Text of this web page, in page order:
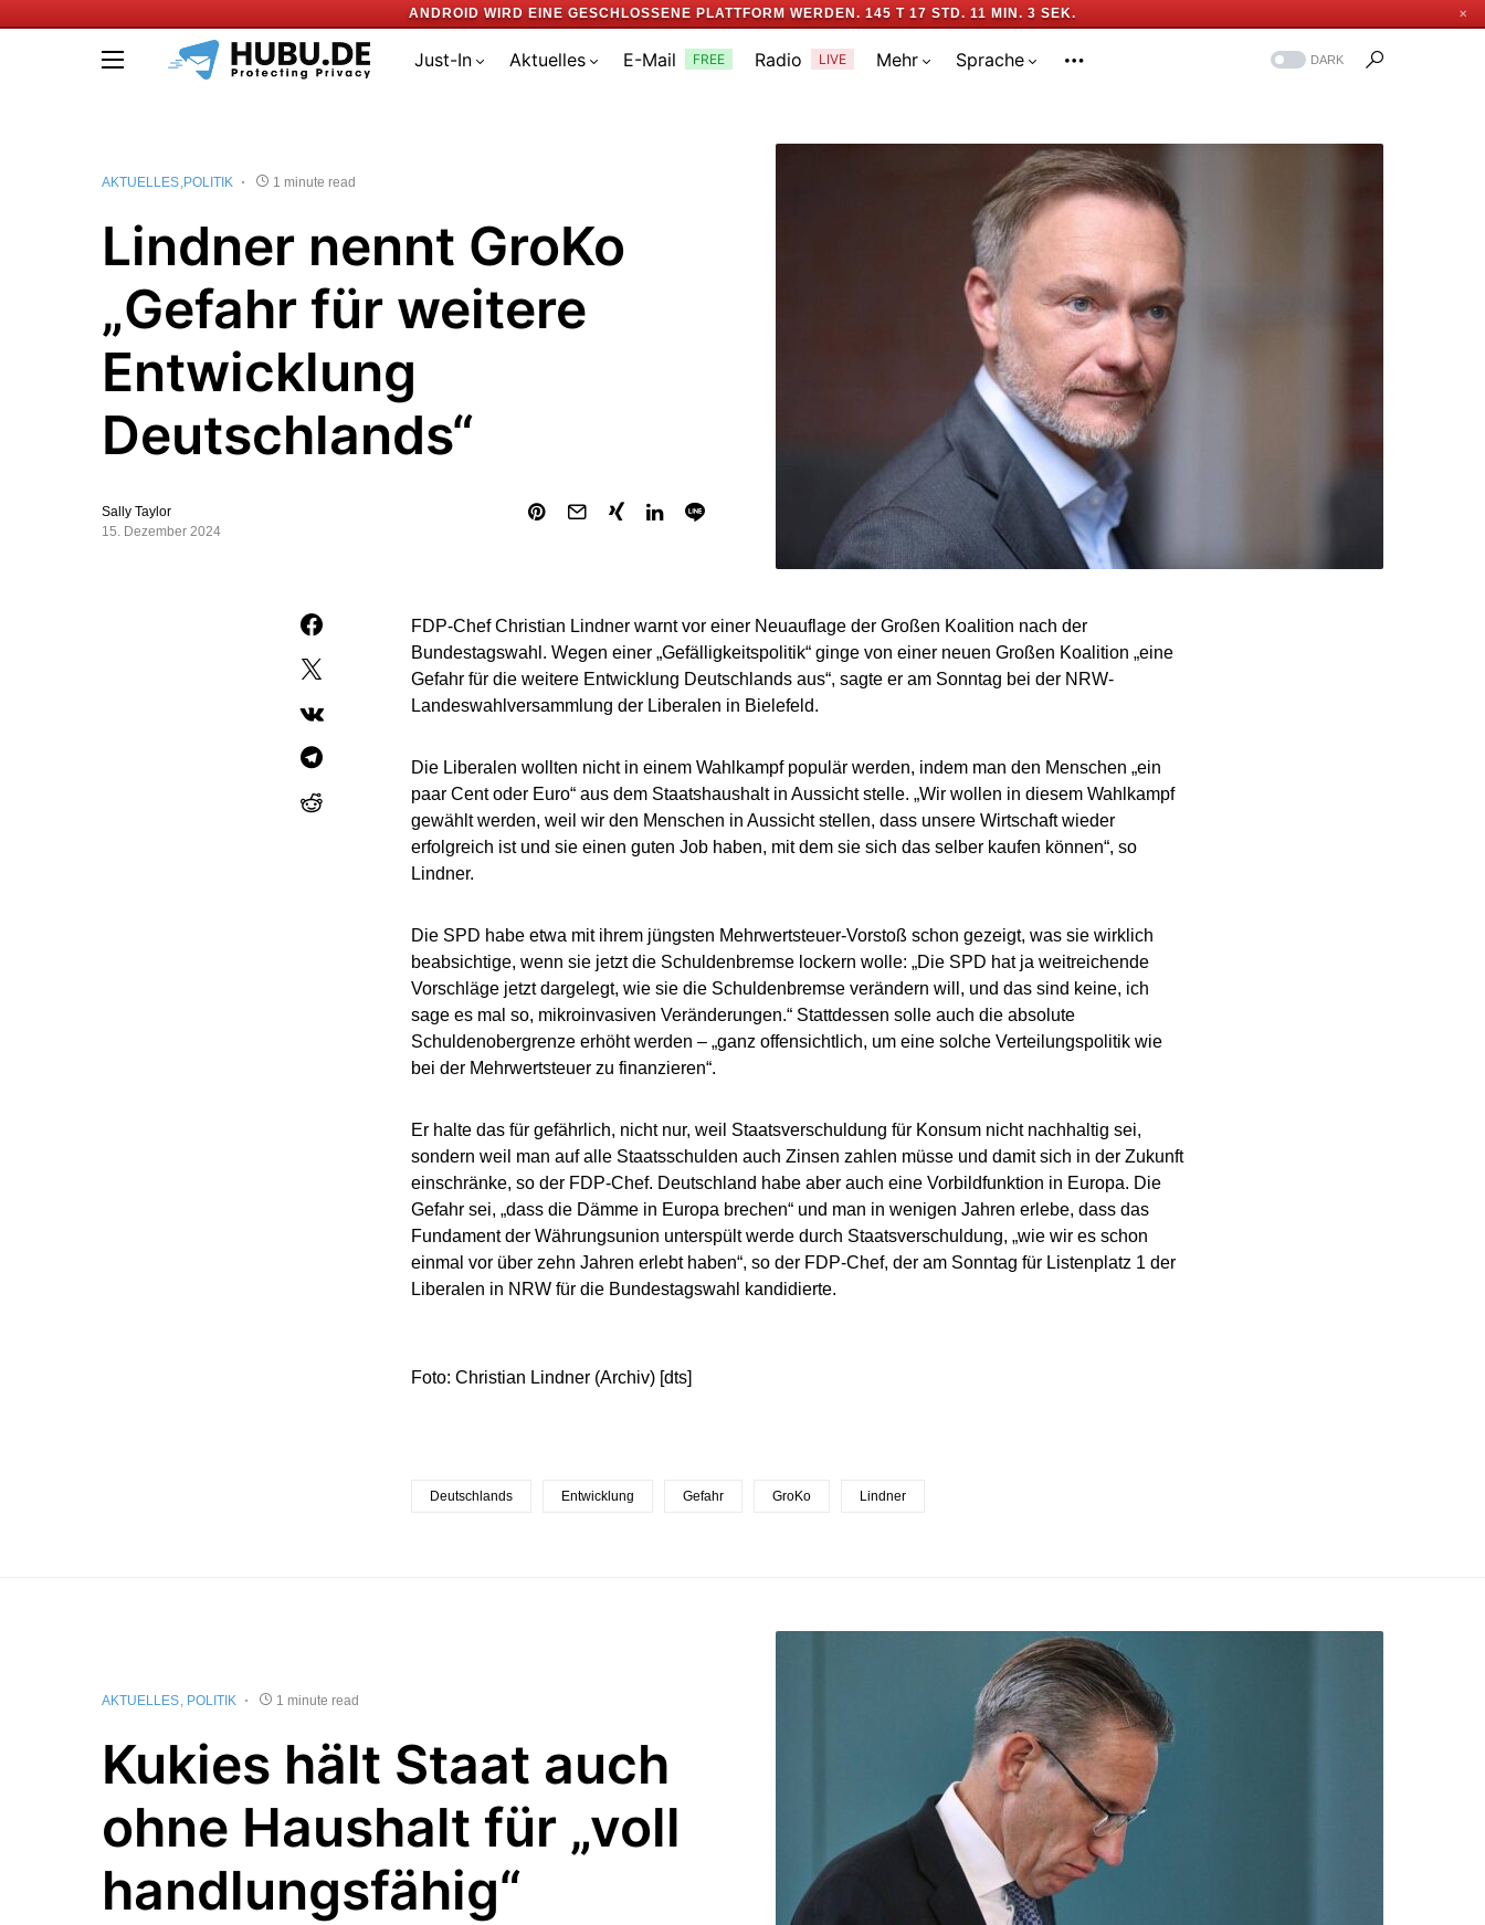
ANDROID WIRD EINE GESCHLOSSENE PLATTFORM WERDEN. 145 T 17 STD. 11 MIN. 2 SEK. ✕
Just-In Aktuelles E-Mail FREE Radio LIVE Mehr Sprache DARK
AKTUELLES POLITIK 1 minute read
Lindner nennt GroKo
„Gefahr für weitere
Entwicklung
Deutschlands“
Sally Taylor
15. Dezember 2024
FDP-Chef Christian Lindner warnt vor einer Neuauflage der Großen Koalition nach der
Bundestagswahl. Wegen einer „Gefälligkeitspolitik“ ginge von einer neuen Großen Koalition „eine
Gefahr für die weitere Entwicklung Deutschlands aus“, sagte er am Sonntag bei der NRW-
Landeswahlversammlung der Liberalen in Bielefeld.
Die Liberalen wollten nicht in einem Wahlkampf populär werden, indem man den Menschen „ein
paar Cent oder Euro“ aus dem Staatshaushalt in Aussicht stelle. „Wir wollen in diesem Wahlkampf
gewählt werden, weil wir den Menschen in Aussicht stellen, dass unsere Wirtschaft wieder
erfolgreich ist und sie einen guten Job haben, mit dem sie sich das selber kaufen können“, so
Lindner.
Die SPD habe etwa mit ihrem jüngsten Mehrwertsteuer-Vorstoß schon gezeigt, was sie wirklich
beabsichtige, wenn sie jetzt die Schuldenbremse lockern wolle: „Die SPD hat ja weitreichende
Vorschläge jetzt dargelegt, wie sie die Schuldenbremse verändern will, und das sind keine, ich
sage es mal so, mikroinvasiven Veränderungen.“ Stattdessen solle auch die absolute
Schuldenobergrenze erhöht werden – „ganz offensichtlich, um eine solche Verteilungspolitik wie
bei der Mehrwertsteuer zu finanzieren“.
Er halte das für gefährlich, nicht nur, weil Staatsverschuldung für Konsum nicht nachhaltig sei,
sondern weil man auf alle Staatsschulden auch Zinsen zahlen müsse und damit sich in der Zukunft
einschränke, so der FDP-Chef. Deutschland habe aber auch eine Vorbildfunktion in Europa. Die
Gefahr sei, „dass die Dämme in Europa brechen“ und man in wenigen Jahren erlebe, dass das
Fundament der Währungsunion unterspült werde durch Staatsverschuldung, „wie wir es schon
einmal vor über zehn Jahren erlebt haben“, so der FDP-Chef, der am Sonntag für Listenplatz 1 der
Liberalen in NRW für die Bundestagswahl kandidierte.
Foto: Christian Lindner (Archiv) [dts]
Deutschlands Entwicklung Gefahr GroKo Lindner
AKTUELLES POLITIK 1 minute read
Kukies hält Staat auch
ohne Haushalt für „voll
handlungsfähig“